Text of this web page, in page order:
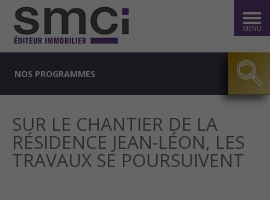
MENU
NOS PROGRAMMES
SUR LE CHANTIER DE LA
RÉSIDENCE JEAN-LÉON, LES
TRAVAUX SE POURSUIVENT